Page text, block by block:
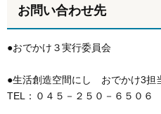
お問い合わせ先
●おでかけ３実行委員会
●生活創造空間にし おでかけ3担
TEL：０４５－２５０－６５０６